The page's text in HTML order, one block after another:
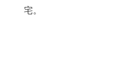
宅。